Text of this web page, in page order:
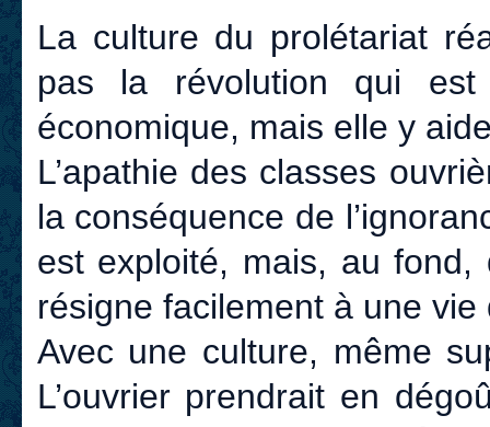
La culture du prolétariat
pas la révolution qui est
économique, mais elle y
L’apathie des classes
la conséquence de
est exploité, mais, au
résigne facilement à une
Avec une culture, même
L’ouvrier prendrait en